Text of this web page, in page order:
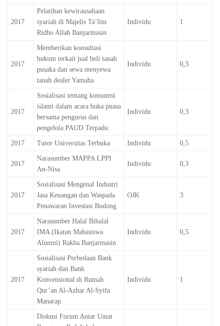
2017
Pelatihan kewirausahaan
syariah di Majelis Ta’lim
Ridho Allah Banjarmasin
Individu 1
2017
Memberikan konsultasi
hukum terkait jual beli tanah
pusaka dan sewa menyewa
tanah dealer Yamaha
Individu 0,3
2017
Sosialisasi tentang konsumsi
islami dalam acara buka puasa
bersama pengurus dan
pengelola PAUD Terpadu
Individu 0,3
2017 Tutor Universitas Terbuka Individu 0,5
2017
Narasumber MAPPA LPPI
An-Nisa
Individu 0,3
2017
Sosialisasi Mengenal Industri
Jasa Keuangan dan Waspada
Penawaran Investasi Bodong
OJK 3
2017
Narasumber Halal Bihalal
IMA (Ikatan Mahasiswa
Alumni) Rakha Banjarmasin
Individu 0,5
2017
Sosialisasi Perbedaan Bank
syariah dan Bank
Konvensional di Rumah
Qur’an Al-Azhar Al-Syifa
Manarap
Individu 1
Diskusi Forum Antar Umat